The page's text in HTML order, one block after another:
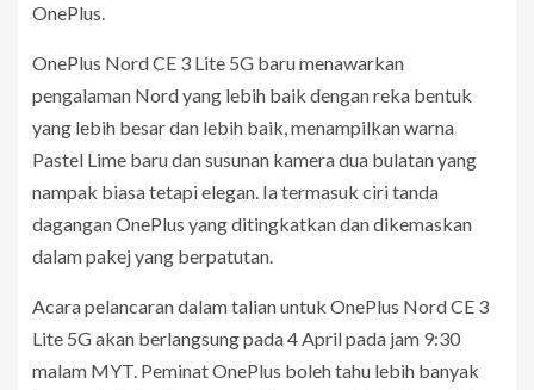
OnePlus.
OnePlus Nord CE 3 Lite 5G baru menawarkan
pengalaman Nord yang lebih baik dengan reka bentuk
yang lebih besar dan lebih baik, menampilkan warna
Pastel Lime baru dan susunan kamera dua bulatan yang
nampak biasa tetapi elegan. Ia termasuk ciri tanda
dagangan OnePlus yang ditingkatkan dan dikemaskan
dalam pakej yang berpatutan.
Acara pelancaran dalam talian untuk OnePlus Nord CE 3
Lite 5G akan berlangsung pada 4 April pada jam 9:30
malam MYT. Peminat OnePlus boleh tahu lebih banyak